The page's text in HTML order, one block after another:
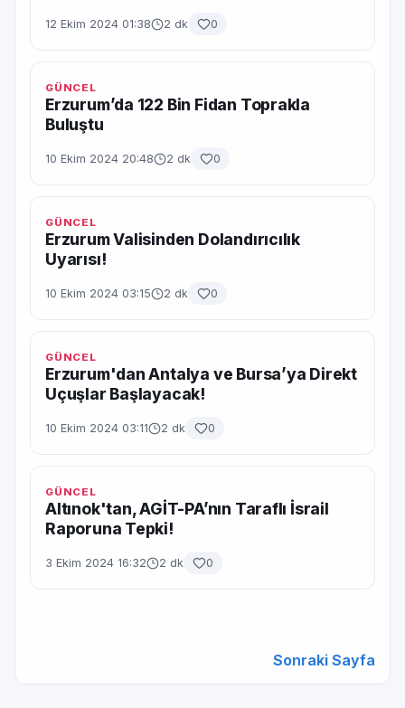
12 Ekim 2024 01:38 2 dk 0
GÜNCEL
Erzurum’da 122 Bin Fidan Toprakla
Buluştu
10 Ekim 2024 20:48 2 dk 0
GÜNCEL
Erzurum Valisinden Dolandırıcılık
Uyarısı!
10 Ekim 2024 03:15 2 dk 0
GÜNCEL
Erzurum'dan Antalya ve Bursa’ya Direkt
Uçuşlar Başlayacak!
10 Ekim 2024 03:11 2 dk 0
GÜNCEL
Altınok'tan, AGİT-PA’nın Taraflı İsrail
Raporuna Tepki!
3 Ekim 2024 16:32 2 dk 0
Sonraki Sayfa